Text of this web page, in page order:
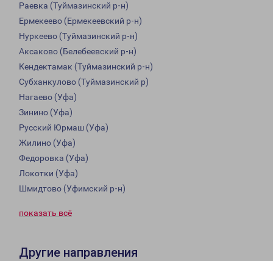
Раевка (Туймазинский р-н)
Ермекеево (Ермекеевский р-н)
Нуркеево (Туймазинский р-н)
Аксаково (Белебеевский р-н)
Кендектамак (Туймазинский р-н)
Субханкулово (Туймазинский р)
Нагаево (Уфа)
Зинино (Уфа)
Русский Юрмаш (Уфа)
Жилино (Уфа)
Федоровка (Уфа)
Локотки (Уфа)
Шмидтово (Уфимский р-н)
показать всё
Другие направления